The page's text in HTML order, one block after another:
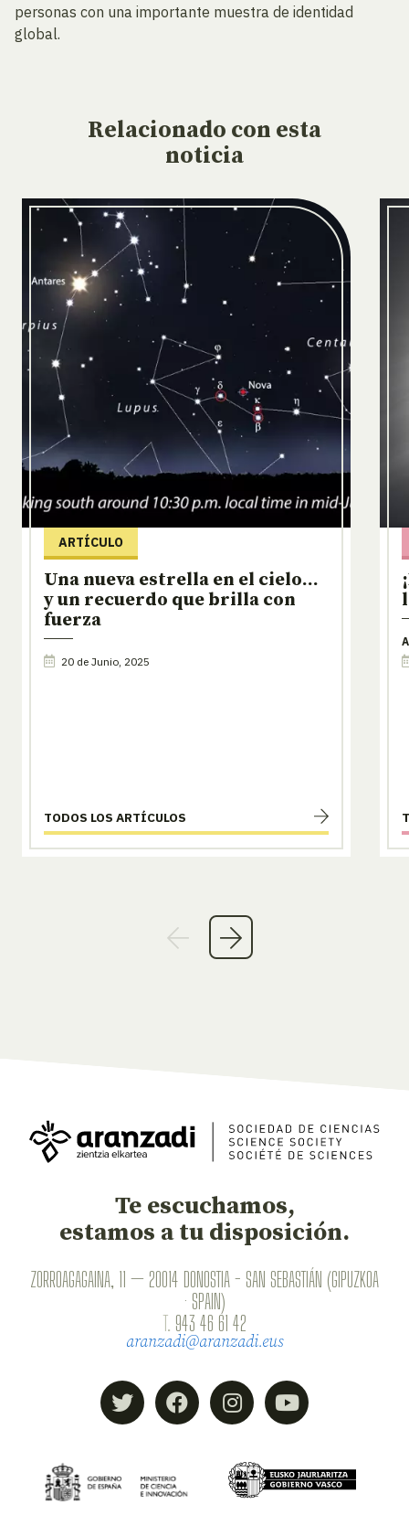
personas con una importante muestra de identidad
global.
Relacionado con esta
noticia
ARTÍCULO
Una nueva estrella en el cielo…
y un recuerdo que brilla con
fuerza
20 de Junio, 2025
TODOS LOS ARTÍCULOS
Te escuchamos,
estamos a tu disposición.
ZORROAGAGAINA, 11 — 20014 DONOSTIA - SAN SEBASTIÁN (GIPUZKOA
· SPAIN)
T. 943 46 61 42
aranzadi@aranzadi.eus